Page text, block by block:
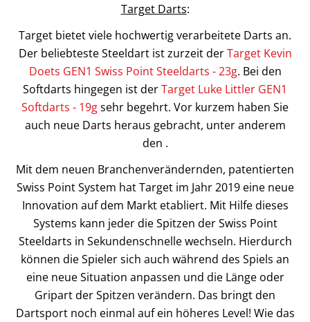
Target Darts:
Target bietet viele hochwertig verarbeitete Darts an.
Der beliebteste Steeldart ist zurzeit derTarget Kevin
Doets GEN1 Swiss Point Steeldarts - 23g. Bei den
Softdarts hingegen ist derTarget Luke Littler GEN1
Softdarts - 19gsehr begehrt. Vor kurzem haben Sie
auch neue Darts heraus gebracht, unter anderem
den .
Mit dem neuen Branchenverändernden, patentierten
Swiss Point System hat Target im Jahr 2019 eine neue
Innovation auf dem Markt etabliert. Mit Hilfe dieses
Systems kann jeder die Spitzen der Swiss Point
Steeldarts in Sekundenschnelle wechseln. Hierdurch
können die Spieler sich auch während des Spiels an
eine neue Situation anpassen und die Länge oder
Gripart der Spitzen verändern. Das bringt den
Dartsport noch einmal auf ein höheres Level! Wie das